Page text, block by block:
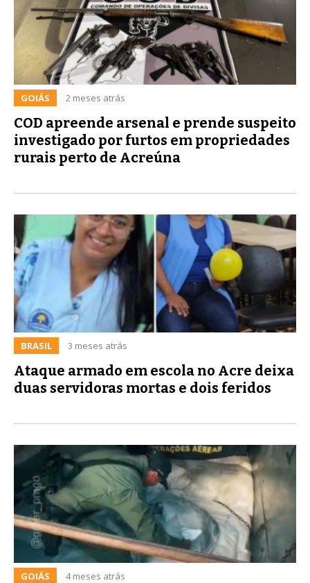
GOIÁS 2 meses atrás
COD apreende arsenal e prende suspeito
investigado por furtos em propriedades
rurais perto de Acreúna
BRASIL 3 meses atrás
Ataque armado em escola no Acre deixa
duas servidoras mortas e dois feridos
GOIÁS 4 meses atrás